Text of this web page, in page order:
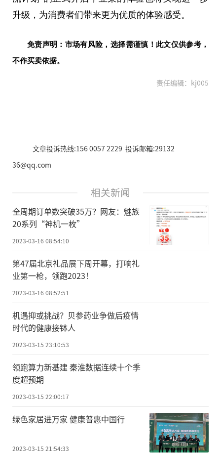
升级，为消费者们带来更为优质的体验感受。
免责声明：市场有风险，选择需谨慎！此文仅供参考，
不作买卖依据。
责任编辑：kj005
文章投诉热线:156 0057 2229 投诉邮箱:29132
36@qq.com
相关新闻
全周期订单数突破35万？网友：魅族
20系列“神机一枚”
2023-03-16 08:54:10
第47届北京礼品展下周开幕，打响礼
业第一枪，领跑2023！
2023-03-16 08:52:51
机遇抑或挑战？贝参药业争做后疫情
时代的健康接钵人
2023-03-15 23:10:53
领跑算力新基建 秦淮数据连续十个季
度超预期
2023-03-15 22:00:17
绿色家居进万家 健康普惠中国行
2023-03-15 21:54:33